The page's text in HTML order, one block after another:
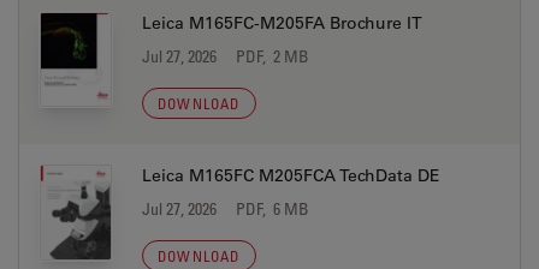
Leica M165FC-M205FA Brochure IT
Jul 27, 2026 PDF, 2 MB
DOWNLOAD
Leica M165FC M205FCA TechData DE
Jul 27, 2026 PDF, 6 MB
DOWNLOAD